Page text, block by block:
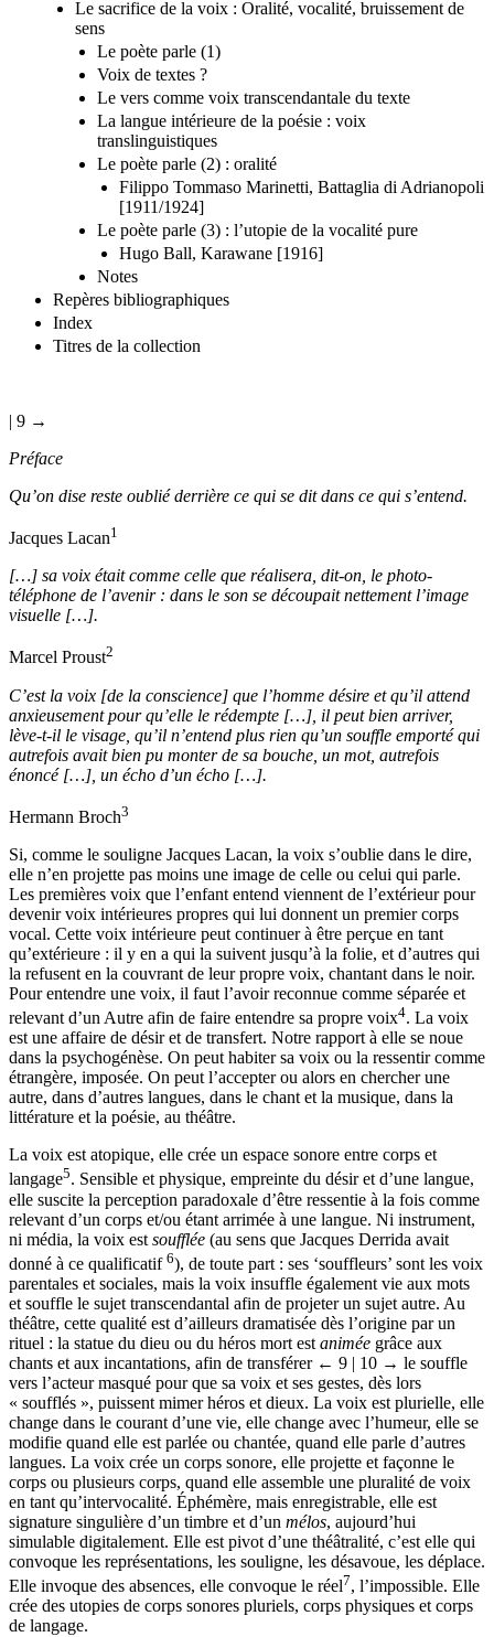
Le sacrifice de la voix : Oralité, vocalité, bruissement de
sens
Le poète parle (1)
Voix de textes ?
Le vers comme voix transcendantale du texte
La langue intérieure de la poésie : voix
translinguistiques
Le poète parle (2) : oralité
Filippo Tommaso Marinetti, Battaglia di Adrianopoli
[1911/1924]
Le poète parle (3) : l’utopie de la vocalité pure
Hugo Ball, Karawane [1916]
Notes
Repères bibliographiques
Index
Titres de la collection
| 9 →
Préface
Qu’on dise reste oublié derrière ce qui se dit dans ce qui s’entend.
Jacques Lacan1
[…] sa voix était comme celle que réalisera, dit-on, le photo-
téléphone de l’avenir : dans le son se découpait nettement l’image
visuelle […].
Marcel Proust2
C’est la voix [de la conscience] que l’homme désire et qu’il attend
anxieusement pour qu’elle le rédempte […], il peut bien arriver,
lève-t-il le visage, qu’il n’entend plus rien qu’un souffle emporté qui
autrefois avait bien pu monter de sa bouche, un mot, autrefois
énoncé […], un écho d’un écho […].
Hermann Broch3
Si, comme le souligne Jacques Lacan, la voix s’oublie dans le dire,
elle n’en projette pas moins une image de celle ou celui qui parle.
Les premières voix que l’enfant entend viennent de l’extérieur pour
devenir voix intérieures propres qui lui donnent un premier corps
vocal. Cette voix intérieure peut continuer à être perçue en tant
qu’extérieure : il y en a qui la suivent jusqu’à la folie, et d’autres qui
la refusent en la couvrant de leur propre voix, chantant dans le noir.
Pour entendre une voix, il faut l’avoir reconnue comme séparée et
relevant d’un Autre afin de faire entendre sa propre voix4. La voix
est une affaire de désir et de transfert. Notre rapport à elle se noue
dans la psychogénèse. On peut habiter sa voix ou la ressentir comme
étrangère, imposée. On peut l’accepter ou alors en chercher une
autre, dans d’autres langues, dans le chant et la musique, dans la
littérature et la poésie, au théâtre.
La voix est atopique, elle crée un espace sonore entre corps et
langage5. Sensible et physique, empreinte du désir et d’une langue,
elle suscite la perception paradoxale d’être ressentie à la fois comme
relevant d’un corps et/ou étant arrimée à une langue. Ni instrument,
ni média, la voix est soufflée (au sens que Jacques Derrida avait
donné à ce qualificatif 6), de toute part : ses ‘souffleurs’ sont les voix
parentales et sociales, mais la voix insuffle également vie aux mots
et souffle le sujet transcendantal afin de projeter un sujet autre. Au
théâtre, cette qualité est d’ailleurs dramatisée dès l’origine par un
rituel : la statue du dieu ou du héros mort est animée grâce aux
chants et aux incantations, afin de transférer ← 9 | 10 → le souffle
vers l’acteur masqué pour que sa voix et ses gestes, dès lors
« soufflés », puissent mimer héros et dieux. La voix est plurielle, elle
change dans le courant d’une vie, elle change avec l’humeur, elle se
modifie quand elle est parlée ou chantée, quand elle parle d’autres
langues. La voix crée un corps sonore, elle projette et façonne le
corps ou plusieurs corps, quand elle assemble une pluralité de voix
en tant qu’intervocalité. Éphémère, mais enregistrable, elle est
signature singulière d’un timbre et d’un mélos, aujourd’hui
simulable digitalement. Elle est pivot d’une théâtralité, c’est elle qui
convoque les représentations, les souligne, les désavoue, les déplace.
Elle invoque des absences, elle convoque le réel7, l’impossible. Elle
crée des utopies de corps sonores pluriels, corps physiques et corps
de langage.